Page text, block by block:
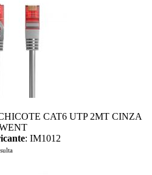
CAT6 UTP 2MT CINZA
: IM1012